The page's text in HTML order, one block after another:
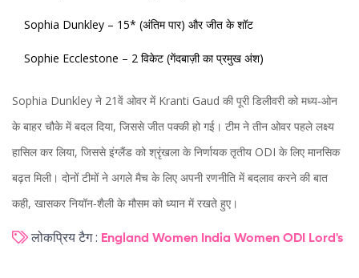
Sophia Dunkley – 15* (अंतिम पार) और जीत के शॉट
Sophie Ecclestone – 2 विकेट (गेंदबाज़ी का प्रमुख अंश)
Sophia Dunkley ने 21वें ओवर में Kranti Gaud की पूरी डिलीवरी को मध्य‑ओन
के बाहर चौके में बदल दिया, जिससे जीत पक्की हो गई। टीम ने तीन ओवर पहले लक्ष्य
हासिल कर लिया, जिससे इंग्लैंड को श्रृंखला के निर्णायक तृतीय ODI के लिए मानसिक
बढ़त मिली। दोनों टीमों ने अगले मैच के लिए अपनी रणनीति में बदलाव करने की बात
कही, खासकर नियॉन‑शैली के मौसम को ध्यान में रखते हुए।
लोकप्रिय टैग : England Women India Women ODI Lord's